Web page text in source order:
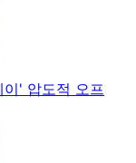
' 압도적 오프